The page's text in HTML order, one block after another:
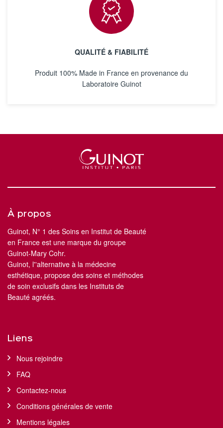
QUALITÉ & FIABILITÉ
Produit 100% Made in France en provenance du
Laboratoire Guinot
À propos
Guinot, N° 1 des Soins en Institut de Beauté
en France est une marque du groupe
Guinot-Mary Cohr.
Guinot, l''alternative à la médecine
esthétique, propose des soins et méthodes
de soin exclusifs dans les Instituts de
Beauté agréés.
Liens
Nous rejoindre
FAQ
Contactez-nous
Conditions générales de vente
Mentions légales